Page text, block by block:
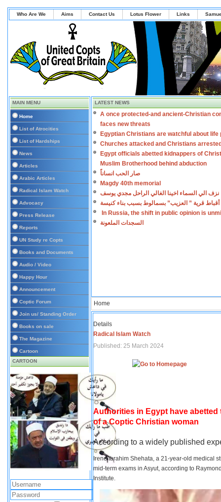
Who Are We Aims Contact Us Lotus Flower Links
MAIN MENU
Home
List of Atrocities
List of Hardships
News
Articles
Arabic Articles
Radical Islam Watch
Advocacy
Press Release
Reports
UN Study re Copts
Books and Documents
Audio / Video
Happy Hour
Announcement
Coptic Forum
Join us/ Standing Order
Books on sale
The Magazine
Cartoon
CARTOON
LATEST NEWS
A once protected-and ancient-Christian
faces new threats
Egyptian Christians are watchful about life
Churches attacked and Christians
Egypt officials abetted kidnappers of
Muslim Brotherhood behind abduction
صار الحب انساناً
Magdy 40th memorial
نزف الي السماء اخينا الغالي الراحل مجدي يوسف
أقباط قرية ” العزيب” بسمالوط بسبب بناء كنيسة
In Russia, the shift in public opinion is
السجدات الملعونة
Home
Details
Radical Islam Watch
Published: 25 March 2024
Authorities in Egypt have
of a Coptic Christian woman
According to a widely published
Irene Ibrahim Shehata, a 21-year-old medical
mid-term exams in Asyut, according to
Institute.